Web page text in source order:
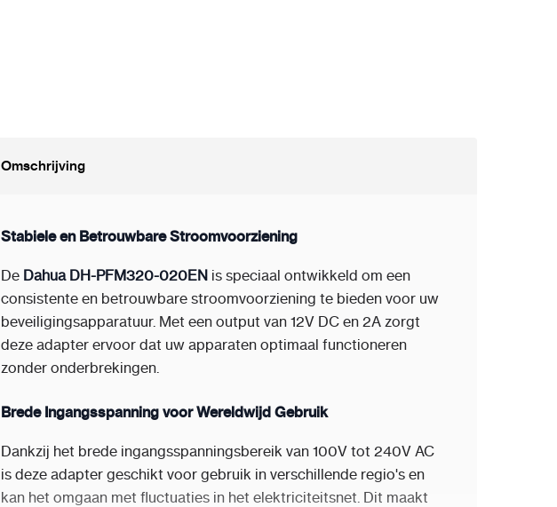
Omschrijving
Stabiele en Betrouwbare Stroomvoorziening
De Dahua DH-PFM320-020EN is speciaal ontwikkeld om een
consistente en betrouwbare stroomvoorziening te bieden voor uw
beveiligingsapparatuur. Met een output van 12V DC en 2A zorgt
deze adapter ervoor dat uw apparaten optimaal functioneren
zonder onderbrekingen.
Brede Ingangsspanning voor Wereldwijd Gebruik
Dankzij het brede ingangsspanningsbereik van 100V tot 240V AC
is deze adapter geschikt voor gebruik in verschillende regio's en
kan het omgaan met fluctuaties in het elektriciteitsnet. Dit maakt